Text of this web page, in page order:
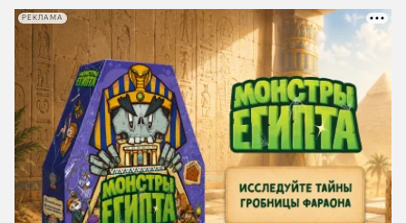
РЕКЛАМА